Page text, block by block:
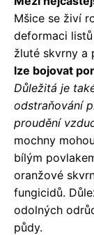
Mšice se živí
deformaci
žluté skvrny a
lze bojovat
Důležitá je
odstraňování
proudění
mochny
bílým
oranžové
fungicidů.
odolných
půdy.